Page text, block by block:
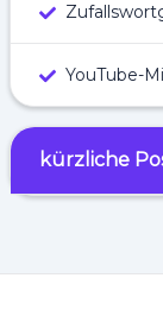
YouTube-
kürzliche